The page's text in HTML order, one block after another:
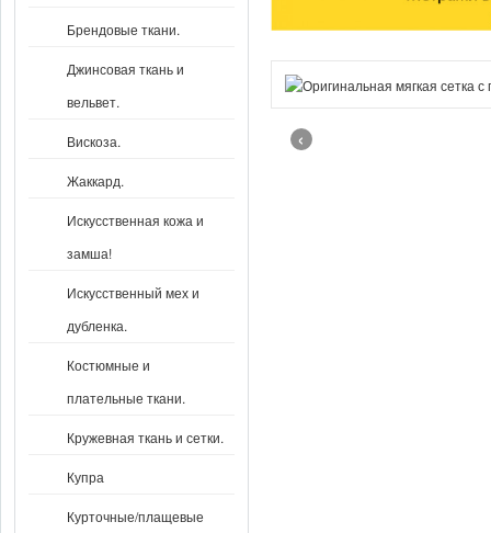
Брендовые ткани.
Джинсовая ткань и
вельвет.
Вискоза.
Жаккард.
Искусственная кожа и
замша!
Искусственный мех и
дубленка.
Костюмные и
плательные ткани.
Кружевная ткань и сетки.
Купра
Курточные/плащевые
‹